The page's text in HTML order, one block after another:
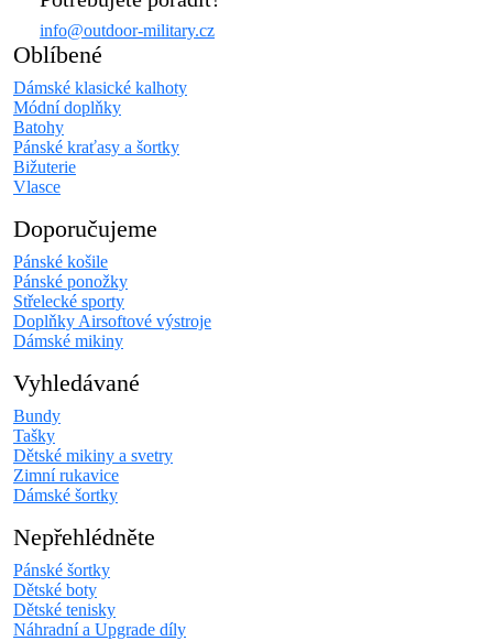
info@outdoor-military.cz
Oblíbené
Dámské klasické kalhoty
Módní doplňky
Batohy
Pánské kraťasy a šortky
Bižuterie
Vlasce
Doporučujeme
Pánské košile
Pánské ponožky
Střelecké sporty
Doplňky Airsoftové výstroje
Dámské mikiny
Vyhledávané
Bundy
Tašky
Dětské mikiny a svetry
Zimní rukavice
Dámské šortky
Nepřehlédněte
Pánské šortky
Dětské boty
Dětské tenisky
Náhradní a Upgrade díly